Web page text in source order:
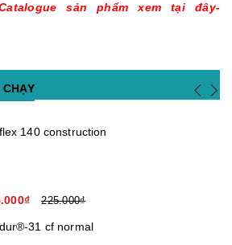
sản phẩm xem tại đây-
140 construction
225.000₫
31 cf normal